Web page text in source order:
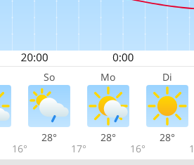
So Mo Di
16°
28°
17°
28°
16°
28°